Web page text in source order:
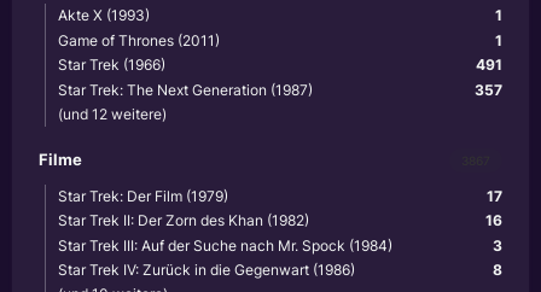
1
Akte X (1993)
1
Game of Thrones (2011)
491
Star Trek (1966)
357
Star Trek: The Next Generation (1987)
(und 12 weitere)
Filme
17
Star Trek: Der Film (1979)
16
Star Trek II: Der Zorn des Khan (1982)
3
Star Trek III: Auf der Suche nach Mr. Spock (1984)
8
Star Trek IV: Zurück in die Gegenwart (1986)